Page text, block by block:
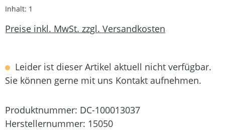
Inhalt: 1
Preise inkl. MwSt. zzgl. Versandkosten
Leider ist dieser Artikel aktuell nicht verfügbar.
Sie können gerne mit uns Kontakt aufnehmen.
Produktnummer: DC-100013037
Herstellernummer: 15050